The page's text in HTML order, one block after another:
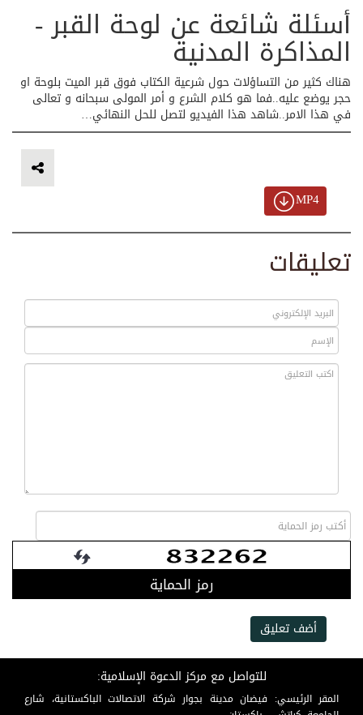
أسئلة شائعة عن لوحة القبر -
المذاكرة المدنية
هناك كثير من التساؤلات حول شرعية الكتاب فوق قبر الميت بلوحة او
حجر يوضع عليه..فما هو كلام الشرع و أمر المولى سبحانه و تعالى
في هذا الامر..شاهد هذا الفيديو لتصل للحل النهائي…
MP4
تعليقات
رمز الحماية
أضف تعليق
للتواصل مع مركز الدعوة الإسلامية:
المقر الرئيسي: فيضان مدينة بجوار شركة الاتصالات الباكستانية، شارع